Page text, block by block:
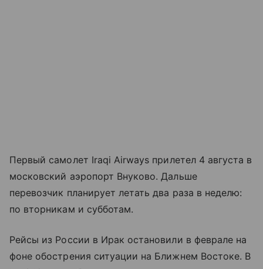
Первый самолет Iraqi Airways прилетел 4 августа в
московский аэропорт Внуково. Дальше
перевозчик планирует летать два раза в неделю:
по вторникам и субботам.
Рейсы из России в Ирак остановили в феврале на
фоне обострения ситуации на Ближнем Востоке. В